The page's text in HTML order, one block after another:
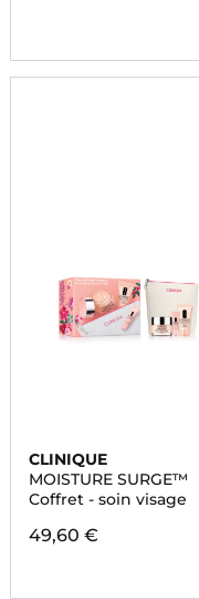
CLINIQUE
MOISTURE SURGE™
Coffret - soin visage
49,60 €